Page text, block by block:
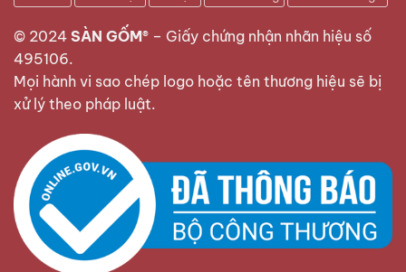
© 2024 SÀN GỐM® – Giấy chứng nhận nhãn hiệu số
495106.
Mọi hành vi sao chép logo hoặc tên thương hiệu sẽ bị
xử lý theo pháp luật.